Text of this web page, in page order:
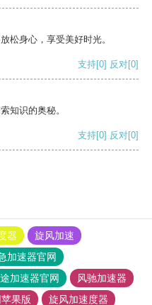
松身心，享受美好时光。
支持[0] 反对[0]
知识的奥秘。
支持[0] 反对[0]
器
旋风加速
加速器官网
加速器官网
风驰加速器
果版 旋风加速度器